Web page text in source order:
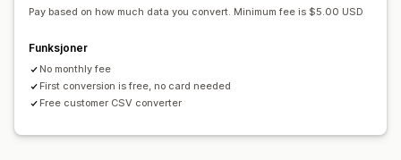
Pay based on how much data you convert. Minimum fee is $5.00 USD
Funksjoner
No monthly fee
First conversion is free, no card needed
Free customer CSV converter